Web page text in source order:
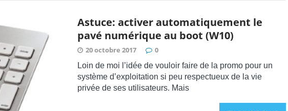
Astuce: activer automatiquement le
pavé numérique au boot (W10)
20 octobre 2017 0
Loin de moi l’idée de vouloir faire de la promo pour un
système d’exploitation si peu respectueux de la vie
privée de ses utilisateurs. Mais